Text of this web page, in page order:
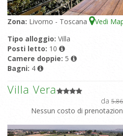
Zona: Livorno - Toscana Vedi
Tipo alloggio: Villa
Posti letto: 10
Camere doppie: 5
Bagni: 4
Villa Vera
da
Nessun costo di